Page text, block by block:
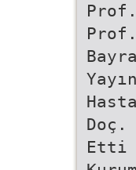
Doç.
Etti